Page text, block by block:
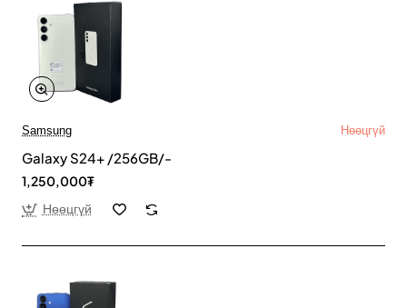
Samsung Нөөцгүй
Galaxy S24+ /256GB/-
1,250,000₮
Нөөцгүй